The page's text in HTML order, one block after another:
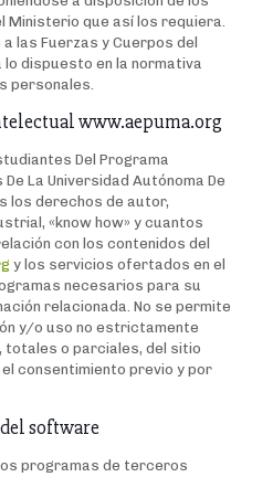
Ministerio que así los requiera.
las Fuerzas y Cuerpos del
dispuesto en la normativa
personales.
www.aepuma.org
Del Programa
La Universidad Autónoma De
los derechos de autor,
«know how» y cuantos
con los contenidos del
y los servicios ofertados en el
necesarios para su
relacionada. No se permite
y/o uso no estrictamente
totales o parciales, del sitio
el consentimiento previo y por
software
programas de terceros